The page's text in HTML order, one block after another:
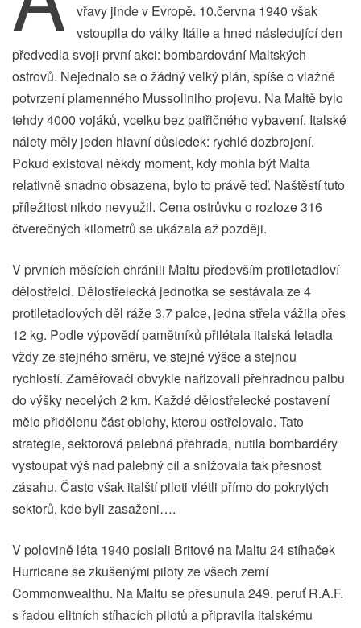
vřavy jinde v Evropě. 10.června 1940 však
vstoupila do války Itálie a hned následující den
předvedla svoji první akci: bombardování Maltských
ostrovů. Nejednalo se o žádný velký plán, spíše o vlažné
potvrzení plamenného Mussoliniho projevu. Na Maltě bylo
tehdy 4000 vojáků, vcelku bez patřičného vybavení. Italské
nálety měly jeden hlavní důsledek: rychlé dozbrojení.
Pokud existoval někdy moment, kdy mohla být Malta
relativně snadno obsazena, bylo to právě teď. Naštěstí tuto
příležitost nikdo nevyužil. Cena ostrůvku o rozloze 316
čtverečných kilometrů se ukázala až později.
V prvních měsících chránili Maltu především protiletadloví
dělostřelci. Dělostřelecká jednotka se sestávala ze 4
protiletadlových děl ráže 3,7 palce, jedna střela vážila přes
12 kg. Podle výpovědí pamětníků přilétala italská letadla
vždy ze stejného směru, ve stejné výšce a stejnou
rychlostí. Zaměřovači obvykle nařizovali přehradnou palbu
do výšky necelých 2 km. Každé dělostřelecké postavení
mělo přidělenu část oblohy, kterou ostřelovalo. Tato
strategie, sektorová palebná přehrada, nutila bombardéry
vystoupat výš nad palebný cíl a snižovala tak přesnost
zásahu. Často však italští piloti vlétli přímo do pokrytých
sektorů, kde byli zasaženi….
V polovině léta 1940 poslali Britové na Maltu 24 stíhaček
Hurricane se zkušenými piloty ze všech zemí
Commonwealthu. Na Maltu se přesunula 249. peruť R.A.F.
s řadou elitních stíhacích pilotů a připravila italskému